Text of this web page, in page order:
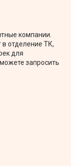
компании.
в отделение ТК,
для
запросить